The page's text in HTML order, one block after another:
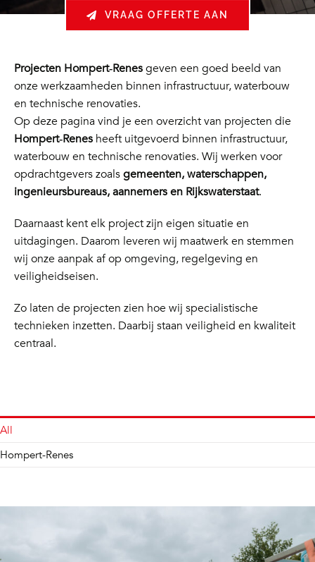
VRAAG OFFERTE AAN
Projecten Hompert‑Renesgeven een goed beeld van
onze werkzaamheden binnen infrastructuur, waterbouw
en technische renovaties.
Op deze pagina vind je een overzicht van projecten die
Hompert‑Renesheeft uitgevoerd binnen infrastructuur,
waterbouw en technische renovaties. Wij werken voor
opdrachtgevers zoalsgemeenten, waterschappen,
ingenieursbureaus, aannemers en Rijkswaterstaat.
Daarnaast kent elk project zijn eigen situatie en
uitdagingen. Daarom leveren wij maatwerk en stemmen
wij onze aanpak af op omgeving, regelgeving en
veiligheidseisen.
Zo laten de projecten zien hoe wij specialistische
technieken inzetten. Daarbij staan veiligheid en kwaliteit
centraal.
All
Hompert-Renes